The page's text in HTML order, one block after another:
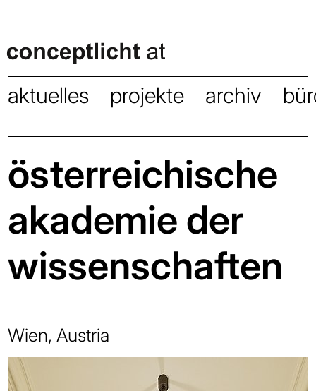
aktuelles projekte archiv
österreichische
akademie der
wissenschaften
Wien, Austria